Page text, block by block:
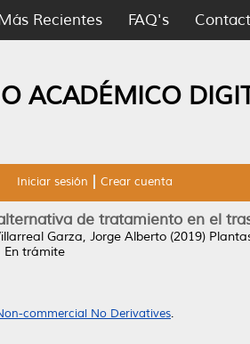
Recientes FAQ's
ACADÉMICO
Iniciar sesión Crear cuenta
de tratamiento en el
Garza, Jorge Alberto (2019)
En trámite
commercial No Derivatives.